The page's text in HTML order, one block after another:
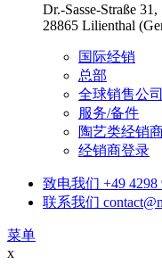
Dr.-Sasse-Straße 31,
28865 Lilienthal
国际经销
总部
全球销售公司
服务/备件
陶艺类经销
经销商登录
致电我们 +49 4298
联系我们
菜单
x